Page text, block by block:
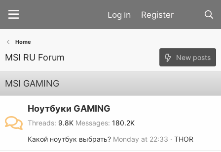
Register
Home
MSI RU Forum New posts
MSI GAMING
Ноутбуки GAMING
Threads 9.8K Messages 180.2K
Какой ноутбук выбрать? Monday at 22:33 THOR